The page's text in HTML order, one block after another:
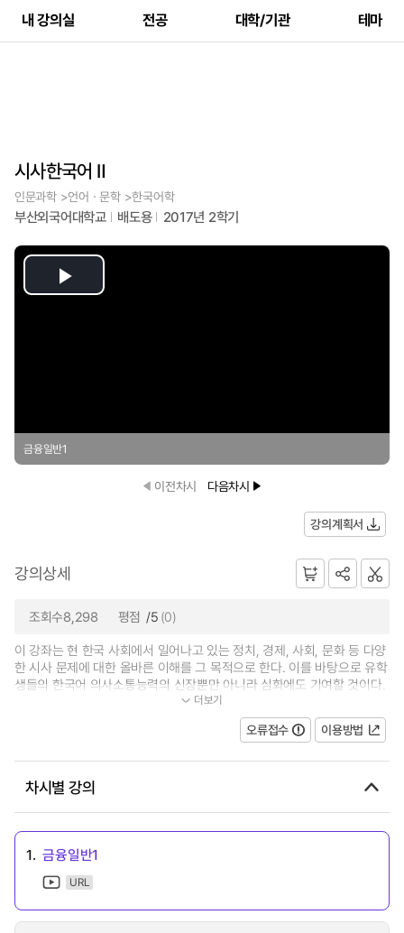
내 강의실 전공 대학/기관 테마
시사한국어 Ⅱ
인문과학 >언어ㆍ문학 >한국어학
부산외국어대학교 배도용 2017년 2학기
Play
금융일반1
이전차시 다음차시
강의계획서
강의상세
조회수8,298 평점 /5 (0)
이 강좌는 현 한국 사회에서 일어나고 있는 정치, 경제, 사회, 문화 등 다양
한 시사 문제에 대한 올바른 이해를 그 목적으로 한다. 이를 바탕으로 유학
생들의 한국어 의사소통능력의 신장뿐만 아니라 심화에도 기여할 것이다.
그러므로 이 강좌는 한국사회의...
더보기
오류접수 이용방법
차시별 강의
1. 금융일반1
URL